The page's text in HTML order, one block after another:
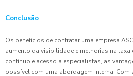
Conclusão
Os benefícios de contratar uma empresa
aumento da visibilidade e melhorias na
contínuo e acesso a especialistas, as
possível com uma abordagem interna. Com